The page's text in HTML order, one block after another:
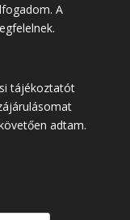
A
tájékoztatót
adtam.